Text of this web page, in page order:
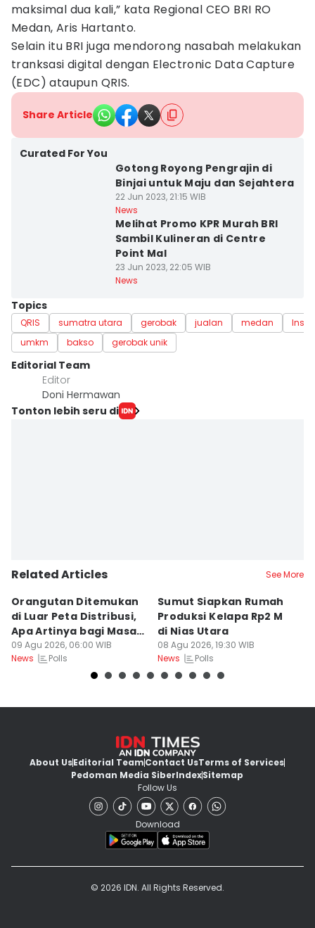
maksimal dua kali,” kata Regional CEO BRI RO
Medan, Aris Hartanto.
Selain itu BRI juga mendorong nasabah melakukan
tranksasi digital dengan Electronic Data Capture
(EDC) ataupun QRIS.
Share Article
Curated For You
Gotong Royong Pengrajin di
Binjai untuk Maju dan Sejahtera
22 Jun 2023, 21:15 WIB
News
Melihat Promo KPR Murah BRI
Sambil Kulineran di Centre
Point Mal
23 Jun 2023, 22:05 WIB
News
Topics
QRIS sumatra utara gerobak jualan medan
umkm
bakso gerobak unik
Editorial Team
Editor
Doni Hermawan
Tonton lebih seru di
Related Articles See More
Orangutan Ditemukan
di Luar Peta Distribusi,
Apa Artinya bagi Masa
Depan Konservasi?
09 Agu 2026, 06:00 WIB
News
Polls
Sumut Siapkan Rumah
Produksi Kelapa Rp2 M
di Nias Utara
08 Agu 2026, 19:30 WIB
News
Polls
About UsEditorial TeamContact UsTerms of Services
Pedoman Media SiberIndexSitemap
Follow Us
Download
© 2026 IDN. All Rights Reserved.